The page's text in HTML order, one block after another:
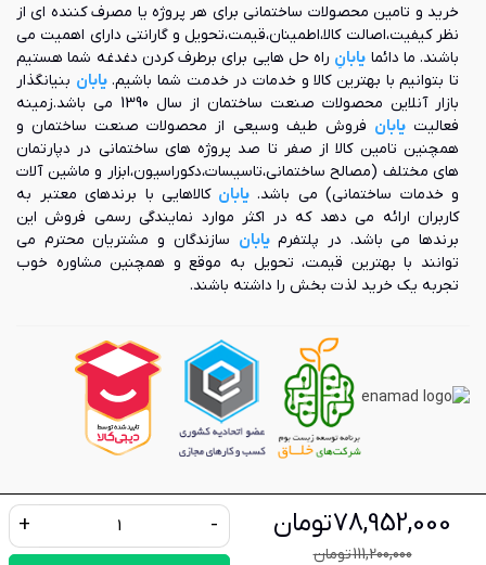
78,952,000 تومان
111,200,000 تومان
-
+
خرید و تامین محصولات ساختمانی برای هر پروژه یا مصرف کننده ای از
نظر کیفیت،اصالت کالا،اطمینان،قیمت،تحویل و گارانتی دارای اهمیت می
باشند. ما دائما یابانِ راه حل هایی برای برطرف کردن دغدغه شما هستیم
تا بتوانیم با بهترین کالا و خدمات در خدمت شما باشیم.یابان بنیانگذار
بازار آنلاین محصولات صنعت ساختمان از سال 1390 می باشد.زمینه
فعالیتیابان فروش طیف وسیعی از محصولات صنعت ساختمان و
همچنین تامین کالا از صفر تا صد پروژه های ساختمانی در دپارتمان
های مختلف (مصالح ساختمانی،تاسیسات،دکوراسیون،ابزار و ماشین آلات
و خدمات ساختمانی) می باشد.یابان کالاهایی با برندهای معتبر به
کاربران ارائه می دهد که در اکثر موارد نمایندگی رسمی فروش این
برندها می باشد. در پلتفرمیابان سازندگان و مشتریان محترم می
توانند با بهترین قیمت، تحویل به موقع و همچنین مشاوره خوب
تجربه یک خرید لذت بخش را داشته باشند.
برای استفاده از مطالب یابان، داشتن «هدف غیرتجاری» و ذکر «منبع»